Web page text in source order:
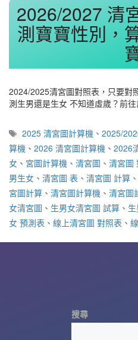
2026/2027 清
測寶寶性別，
2024/2025清宮圖對照表，只要對
測生男還是生女 不知道虛歲？前
標
籤
2025 清宮圖計算機 、2025/
算機 、 2026 清宮圖計算機 、 2026
女 、 宮圖計算機 、 清宮圖 、 清宮圖
男生女 、 清宮圖 表 、 清宮圖 計算 、
宮圖計算 、 清宮圖計算機 、 清宮圖
女清宮圖 、 生男女清宮圖 試算 、
女 預測表 、 線上清宮圖 對照表 、
搜尋